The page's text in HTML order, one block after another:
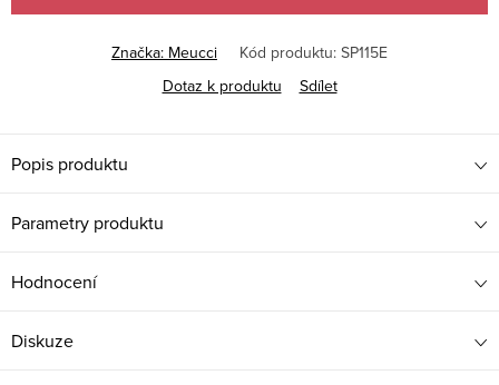
Značka: Meucci Kód produktu: SP115E
Dotaz k produktu
Sdílet
Popis produktu
Parametry produktu
Hodnocení
Diskuze